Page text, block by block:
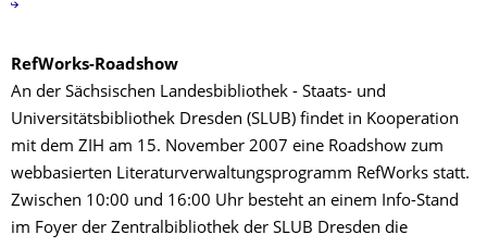
RefWorks-Roadshow
An der Sächsischen Landesbibliothek - Staats- und
Universitätsbibliothek Dresden (SLUB) findet in Kooperation
mit dem ZIH am 15. November 2007 eine Roadshow zum
webbasierten Literaturverwaltungsprogramm RefWorks statt.
Zwischen 10:00 und 16:00 Uhr besteht an einem Info-Stand
im Foyer der Zentralbibliothek der SLUB Dresden die